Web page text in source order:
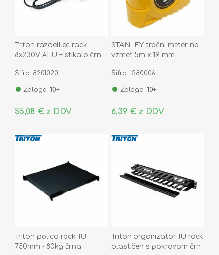
Triton razdelilec rack
8x230V ALU + stikalo črn
Šifra: 8201020
Zaloga: 10+
55,08 € z DDV
STANLEY tračni meter na
vzmet 5m x 19 mm
Šifra: 1380006
Zaloga: 10+
6,39 € z DDV
Triton polica rack 1U
750mm - 80kg črna
Triton organizator 1U rack
plastičen s pokrovom črn